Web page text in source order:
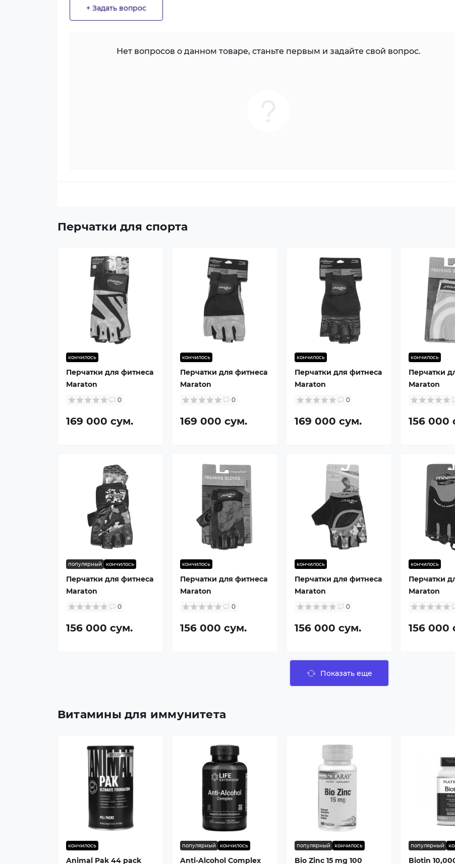
+ Задать вопрос
Нет вопросов о данном товаре, станьте первым и задайте свой вопрос.
Перчатки для спорта
кончилось
Перчатки для фитнеса
Maraton
0
169 000 сум.
кончилось
Перчатки для фитнеса
Maraton
0
169 000 сум.
кончилось
Перчатки для фитнеса
Maraton
0
169 000 сум.
кончилось
Перчатки
Maraton
156 000
популярный кончилось
Перчатки для фитнеса
Maraton
0
156 000 сум.
кончилось
Перчатки для фитнеса
Maraton
0
156 000 сум.
кончилось
Перчатки для фитнеса
Maraton
0
156 000 сум.
кончилось
Перчатки
Maraton
156 000
Показать еще
Витамины для иммунитета
кончилось
Animal Pak 44 pack
популярный кончилось
Anti-Alcohol Complex
популярный кончилось
Bio Zinc 15 mg 100
популярный
Biotin